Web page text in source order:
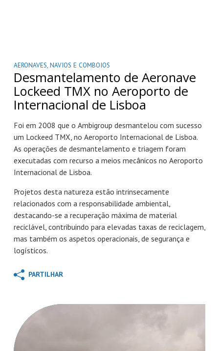
AERONAVES, NAVIOS E COMBOIOS
Desmantelamento de Aeronave
Lockeed TMX no Aeroporto de
Internacional de Lisboa
Foi em 2008 que o Ambigroup desmantelou com sucesso
um Lockeed TMX, no Aeroporto Internacional de Lisboa.
As operações de desmantelamento e triagem foram
executadas com recurso a meios mecânicos no Aeroporto
Internacional de Lisboa.
Projetos desta natureza estão intrinsecamente
relacionados com a responsabilidade ambiental,
destacando-se a recuperação máxima de material
reciclável, contribuindo para elevadas taxas de reciclagem,
mas também os aspetos operacionais, de segurança e
logísticos.
PARTILHAR